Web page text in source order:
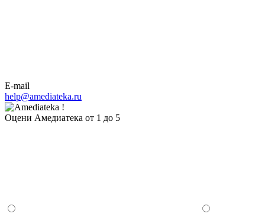
E-mail
help@amediateka.ru
Оцени Амедиатека от 1 до 5